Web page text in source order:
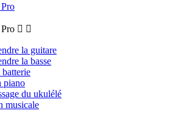
 
la guitare
la basse
piano
du ukulélé
musicale